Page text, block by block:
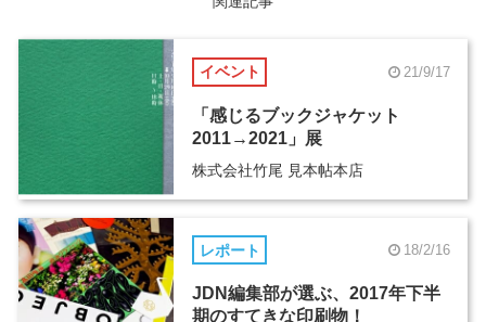
COLUMN
イベント 21/9/17
「感じるブックジャケット
2011→2021」展
株式会社竹尾 見本帖本店
レポート 18/2/16
JDN編集部が選ぶ、2017年下半
期のすてきな印刷物！